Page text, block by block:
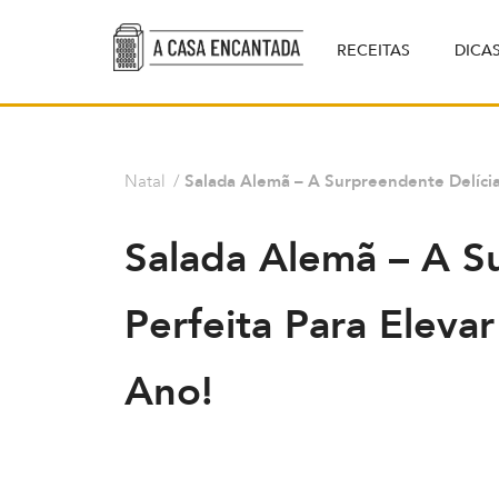
RECEITAS DICAS
Natal / Salada Alemã – A Surpreendente
Salada Alemã – A
Perfeita Para
Ano!